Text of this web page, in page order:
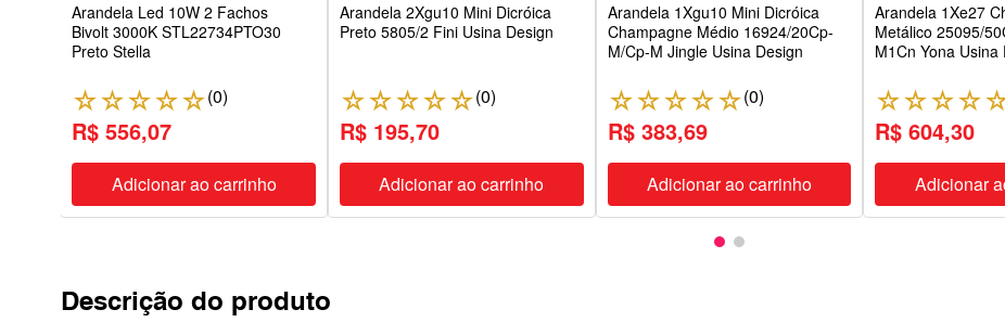
Arandela Led 10W 2 Fachos
Bivolt 3000K STL22734PTO30
Preto Stella
☆☆☆☆☆(0)
R$ 556,07
Adicionar ao carrinho
Arandela 2Xgu10 Mini Dicróica
Preto 5805/2 Fini Usina Design
☆☆☆☆☆(0)
R$ 195,70
Adicionar ao carrinho
Arandela 1Xgu10 Mini Dicróica
Champagne Médio 16924/20Cp-
M/Cp-M Jingle Usina Design
☆☆☆☆☆(0)
R$ 383,69
Adicionar ao carrinho
Arandela 1Xe27
Metálico 25095/
M1Cn Yona Usina
☆☆☆☆
R$ 604,30
Adicionar
Descrição do produto